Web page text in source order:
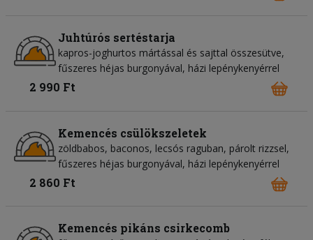
Juhtúrós sertéstarja
kapros-joghurtos mártással és sajttal összesütve,
fűszeres héjas burgonyával, házi lepénykenyérrel
2 990 Ft
Kemencés csülökszeletek
zöldbabos, baconos, lecsós raguban, párolt rizzsel,
fűszeres héjas burgonyával, házi lepénykenyérrel
2 860 Ft
Kemencés pikáns csirkecomb